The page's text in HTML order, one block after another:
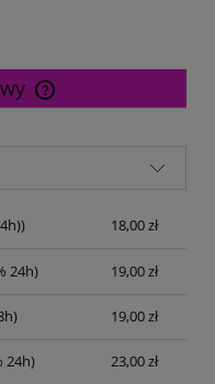
płatności
18,00 zł
24h) 19,00 zł
19,00 zł
24h) 23,00 zł